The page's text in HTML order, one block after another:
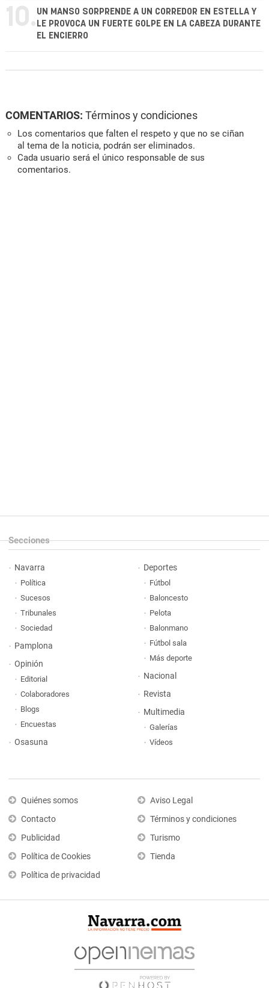
10. UN MANSO SORPRENDE A UN CORREDOR EN ESTELLA Y
LE PROVOCA UN FUERTE GOLPE EN LA CABEZA DURANTE
EL ENCIERRO
COMENTARIOS: Términos y condiciones
Los comentarios que falten el respeto y que no se ciñan
al tema de la noticia, podrán ser eliminados.
Cada usuario será el único responsable de sus
comentarios.
Secciones
Navarra
Política
Sucesos
Tribunales
Sociedad
Pamplona
Opinión
Editorial
Colaboradores
Blogs
Encuestas
Osasuna
Deportes
Fútbol
Baloncesto
Pelota
Balonmano
Fútbol sala
Más deporte
Nacional
Revista
Multimedia
Galerías
Vídeos
Quiénes somos
Contacto
Publicidad
Política de Cookies
Política de privacidad
Aviso Legal
Términos y condiciones
Turismo
Tienda